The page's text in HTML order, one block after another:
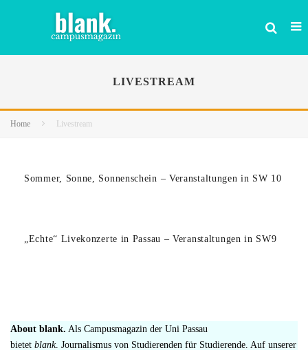
LIVESTREAM
Home Livestream
Sommer, Sonne, Sonnenschein – Veranstaltungen in SW 10
„Echte“ Livekonzerte in Passau – Veranstaltungen in SW9
About blank. Als Campusmagazin der Uni Passau
bietet blank. Journalismus von Studierenden für Studierende. Auf unserer